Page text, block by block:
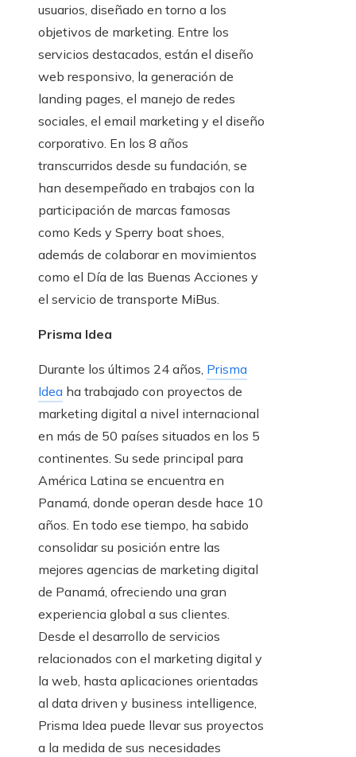
usuarios, diseñado en torno a los
objetivos de marketing. Entre los
servicios destacados, están el diseño
web responsivo, la generación de
landing pages, el manejo de redes
sociales, el email marketing y el diseño
corporativo. En los 8 años
transcurridos desde su fundación, se
han desempeñado en trabajos con la
participación de marcas famosas
como Keds y Sperry boat shoes,
además de colaborar en movimientos
como el Día de las Buenas Acciones y
el servicio de transporte MiBus.
Prisma Idea
Durante los últimos 24 años, Prisma
Idea ha trabajado con proyectos de
marketing digital a nivel internacional
en más de 50 países situados en los 5
continentes. Su sede principal para
América Latina se encuentra en
Panamá, donde operan desde hace 10
años. En todo ese tiempo, ha sabido
consolidar su posición entre las
mejores agencias de marketing digital
de Panamá, ofreciendo una gran
experiencia global a sus clientes.
Desde el desarrollo de servicios
relacionados con el marketing digital y
la web, hasta aplicaciones orientadas
al data driven y business intelligence,
Prisma Idea puede llevar sus proyectos
a la medida de sus necesidades